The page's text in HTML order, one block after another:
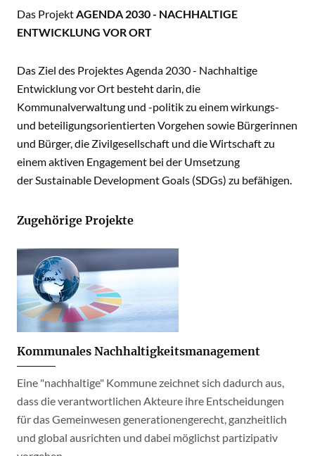
Das ProjektAGENDA 2030 - NACHHALTIGE
ENTWICKLUNG VOR ORT
Das Ziel des Projektes Agenda 2030 - Nachhaltige
Entwicklung vor Ort besteht darin, die
Kommunalverwaltung und -politik zu einem wirkungs-
und beteiligungsorientierten Vorgehen sowie Bürgerinnen
und Bürger, die Zivilgesellschaft und die Wirtschaft zu
einem aktiven Engagement bei der Umsetzung
der Sustainable Development Goals (SDGs) zu befähigen.
Zugehörige Projekte
Kommunales Nachhaltigkeitsmanagement
Eine "nachhaltige" Kommune zeichnet sich dadurch aus,
dass die verantwortlichen Akteure ihre Entscheidungen
für das Gemeinwesen generationengerecht, ganzheitlich
und global ausrichten und dabei möglichst partizipativ